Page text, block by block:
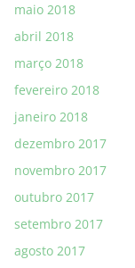
maio 2018
abril 2018
março 2018
fevereiro 2018
janeiro 2018
dezembro 2017
novembro 2017
outubro 2017
setembro 2017
agosto 2017